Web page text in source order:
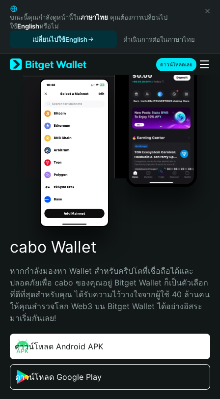
English
日本語
Tiếng Việt
Español (Latinoamérica)
Türkçe
Italiano
Português (Portugal)
Bahasa Indonesia
Português (Brasil)
Español (Argentina)
ขณะนี้คุณกำลังดูหน้านี้ในภาษาไทย คุณต้องการเปลี่ยนไป
ใช้Englishหรือไม่
เปลี่ยนไปใช้English
ดำเนินการต่อในภาษาไทย
ดาวน์โหลดเลย
cabo Wallet
หากกำลังมองหา Wallet สำหรับคริปโตที่เชื่อถือได้และ
ปลอดภัยเพื่อ cabo ของคุณอยู่ Bitget Wallet ก็เป็นตัวเลือก
ที่ดีที่สุดสำหรับคุณ ได้รับความไว้วางใจจากผู้ใช้ 40 ล้านคน
ให้คุณสำรวจโลก Web3 บน Bitget Wallet ได้อย่างอิสระ
มาเริ่มกันเลย!
ดาวน์โหลด Android APK
ดาวน์โหลด Google Play